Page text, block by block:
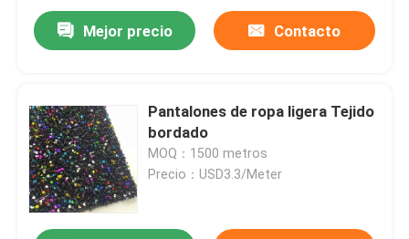
Mejor precio Contacto
Pantalones de ropa ligera Tejido
bordado
MOQ：1500 metros
Precio：USD3.3/Meter